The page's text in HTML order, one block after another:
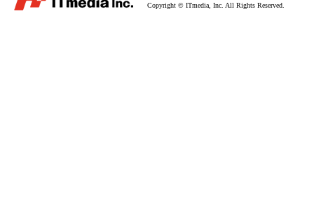
Copyright © ITmedia, Inc. All Rights Reserved.